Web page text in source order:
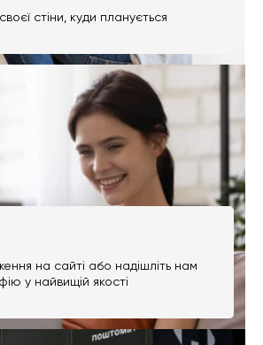
стіни, куди планується
на сайті або надішліть нам
у найвищій якості